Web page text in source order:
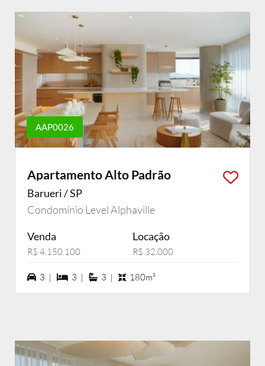
AAP0026
Apartamento Alto Padrão
Barueri / SP
Condomínio Level Alphaville
Venda
R$ 4.150.100
Locação
R$ 32.000
3 vagas na garagem
3 | 3 dormiórios
3 | 3 suítes
3 | 180m²